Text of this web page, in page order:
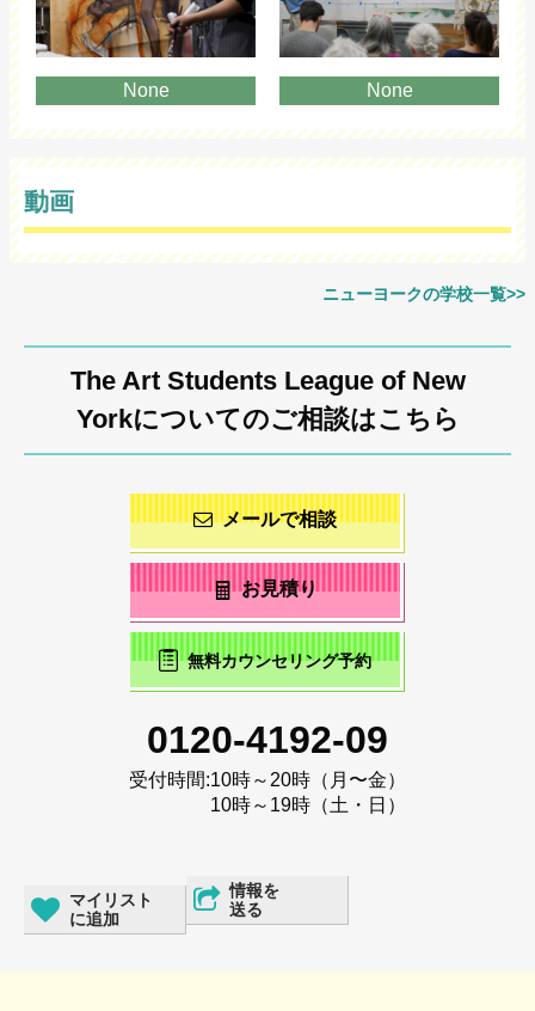
None None
動画
ニューヨークの学校一覧>>
The Art Students League of New
Yorkについてのご相談はこちら
メールで相談
お見積り
無料カウンセリング予約
0120-4192-09
受付時間:10時～20時（月〜金）
10時～19時（土・日）
マイリスト
に追加
情報を
送る